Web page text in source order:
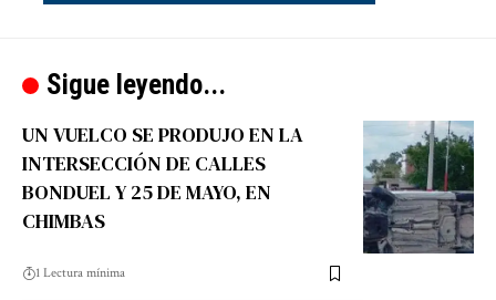
Sigue leyendo...
UN VUELCO SE PRODUJO EN LA
INTERSECCIÓN DE CALLES
BONDUEL Y 25 DE MAYO, EN
CHIMBAS
1 Lectura mínima